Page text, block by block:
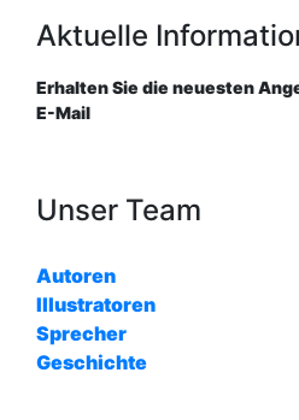
Aktuelle
Erhalten Sie die neuesten
E-Mail
Unser Team
Autoren
Illustratoren
Sprecher
Geschichte